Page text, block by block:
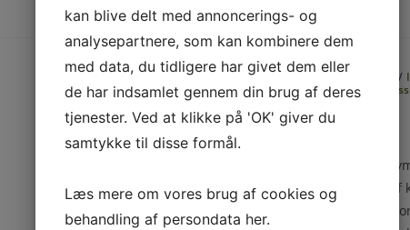
Åndedræt /Heling/ Hvil i dig selv /
Livskrise/ Selvaccept/Sjæl Stress
3 nøgler til heling
3 Nøgler til heling Fra fanget i
bevidsthedsskifte og styrkelse
helende bevidsthedsskifte En
kan blive delt med annoncerings- og
analysepartnere, som kan kombinere dem
med data, du tidligere har givet dem eller
de har indsamlet gennem din brug af deres
tjenester. Ved at klikke på 'OK' giver du
samtykke til disse formål.
Læs mere om vores brug af cookies og
behandling af persondata her.